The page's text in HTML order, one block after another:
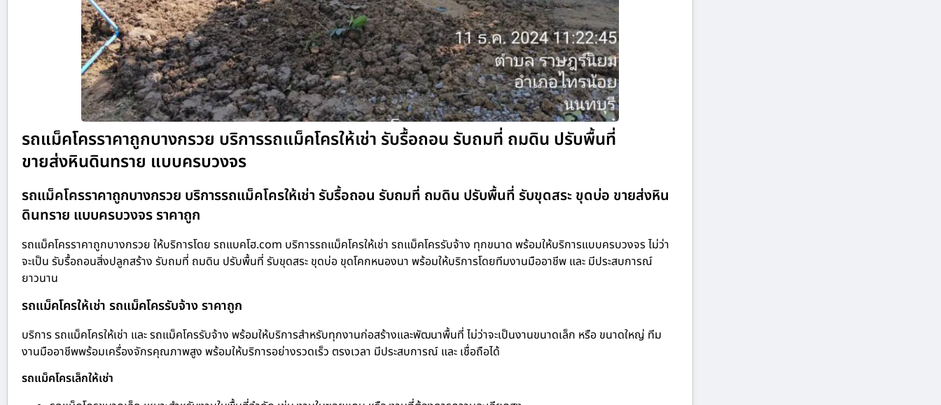
รถแม็คโครราคาถูกบางกรวย บริการรถแม็คโครให้เช่า รับรื้อถอน รับถมที่ ถมดิน ปรับพื้นที่
ขายส่งหินดินทราย แบบครบวงจร
รถแม็คโครราคาถูกบางกรวย บริการรถแม็คโครให้เช่า รับรื้อถอน รับถมที่ ถมดิน ปรับพื้นที่ รับขุดสระ ขุดบ่อ ขายส่งหิน
ดินทราย แบบครบวงจร ราคาถูก
รถแม็คโครราคาถูกบางกรวย ให้บริการโดย รถแบคโฮ.com บริการรถแม็คโครให้เช่า รถแม็คโครรับจ้าง ทุกขนาด พร้อมให้บริการแบบครบวงจร ไม่ว่า
จะเป็น รับรื้อถอนสิ่งปลูกสร้าง รับถมที่ ถมดิน ปรับพื้นที่ รับขุดสระ ขุดบ่อ ขุดโคกหนองนา พร้อมให้บริการโดยทีมงานมืออาชีพ และ มีประสบการณ์
ยาวนาน
รถแม็คโครให้เช่า รถแม็คโครรับจ้าง ราคาถูก
บริการ รถแม็คโครให้เช่า และ รถแม็คโครรับจ้าง พร้อมให้บริการสำหรับทุกงานก่อสร้างและพัฒนาพื้นที่ ไม่ว่าจะเป็นงานขนาดเล็ก หรือ ขนาดใหญ่ ทีม
งานมืออาชีพพร้อมเครื่องจักรคุณภาพสูง พร้อมให้บริการอย่างรวดเร็ว ตรงเวลา มีประสบการณ์ และ เชื่อถือได้
รถแม็คโครเล็กให้เช่า